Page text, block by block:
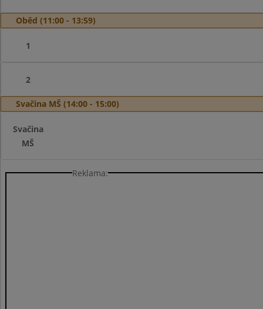
Oběd (11:00 - 13:59)
1
2
Svačina MŠ (14:00 - 15:00)
Svačina
MŠ
Reklama: